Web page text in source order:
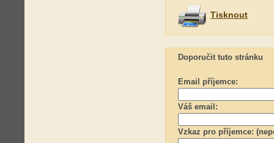
Tisknout
Doporučit tuto stránku
Email příjemce:
Váš email:
Vzkaz pro příjemce: